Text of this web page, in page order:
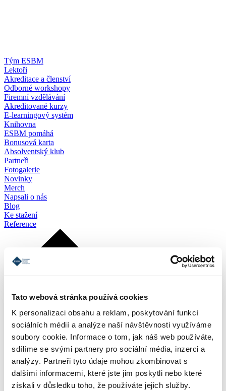
Tato webová stránka používá cookies
K personalizaci obsahu a reklam, poskytování funkcí
sociálních médií a analýze naší návštěvnosti využíváme
soubory cookie. Informace o tom, jak náš web používáte,
sdílíme se svými partnery pro sociální média, inzerci a
analýzy. Partneři tyto údaje mohou zkombinovat s
dalšími informacemi, které jste jim poskytli nebo které
získali v důsledku toho, že používáte jejich služby.
Tým ESBM
Lektoři
Akreditace a členství
Odborné workshopy
Firemní vzdělávání
Akreditované kurzy
E-learningový systém
Knihovna
ESBM pomáhá
Bonusová karta
Absolventský klub
Partneři
Fotogalerie
Novinky
Merch
Napsali o nás
Blog
Ke stažení
Reference